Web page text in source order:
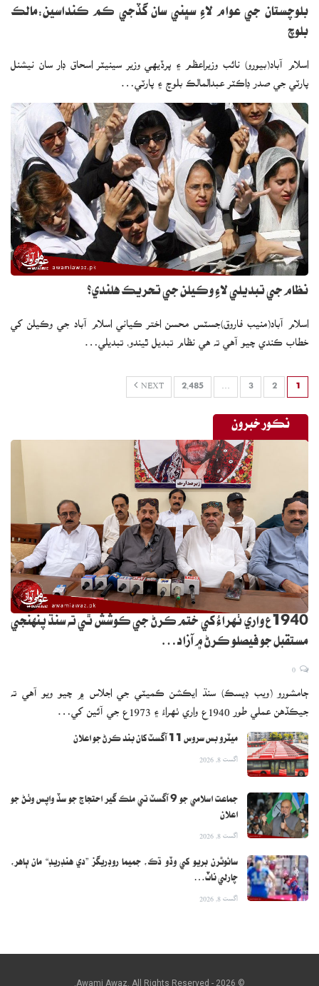
بلوچستان جي عوام لاءِ سڀني سان گڏجي ڪم ڪنداسين:مالڪ
بلوچ
اسلام آباد(بيورو) نائب وزيراعظم ۽ پرڏيهي وزير سينيٽر اسحاق ڊار سان نيشنل
پارٽي جي صدر ڊاڪٽر عبدالمالڪ بلوچ ۽ پارٽي…
نظام جي تبديلي لاءِ وڪيلن جي تحريڪ هلندي؟
اسلام آباد(منيب فاروق)جسٽس محسن اختر ڪياني اسلام آباد جي وڪيلن کي
خطاب ڪندي چيو آهي ته هي نظام تبديل ٿيندو، تبديلي…
1
2
3
…
2,485
NEXT
نڪور خبرون
1940ع واري ٺهراءُ کي ختم ڪرڻ جي ڪوشش ٿي ته سنڌ پنهنجي
مستقبل جو فيصلو ڪرڻ ۾ آزاد…
ڄامشورو (ويب ڊيسڪ) سنڌ ايڪشن ڪميٽي جي اجلاس ۾ چيو ويو آهي ته
جيڪڏهن عملي طور 1940ع واري ٺهراءُ ۽ 1973ع جي آئين کي…
ميٽرو بس سروس 11 آگسٽ کان بند ڪرڻ جو اعلان
اگست 8, 2026
جماعت اسلامي جو 9 آگسٽ تي ملڪ گير احتجاج جو سڏ واپس وٺڻ جو
اعلان
اگست 8, 2026
سائوٿرن بريو کي وڏو ڌڪ، جميما روڊريگز ”دي هنڊريڊ“ مان ٻاهر،
چارلي ناٽ…
اگست 8, 2026
© 2026 - Awami Awaz. All Rights Reserved.